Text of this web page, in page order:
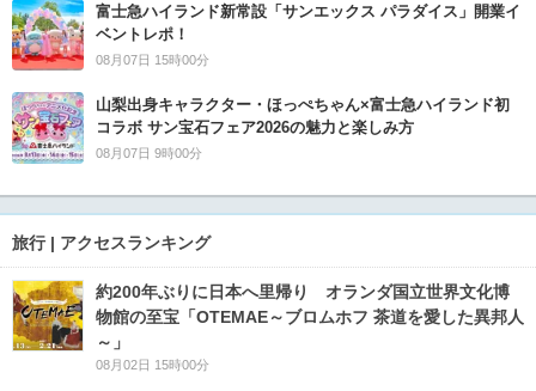
富士急ハイランド新常設「サンエックス パラダイス」開業イ
ベントレポ！
08月07日 15時00分
山梨出身キャラクター・ほっぺちゃん×富士急ハイランド初
コラボ サン宝石フェア2026の魅力と楽しみ方
08月07日 9時00分
旅行 | アクセスランキング
約200年ぶりに日本へ里帰り オランダ国立世界文化博
物館の至宝「OTEMAE～ブロムホフ 茶道を愛した異邦人
～」
08月02日 15時00分